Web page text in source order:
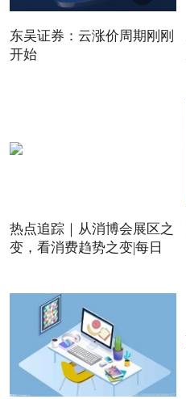
东吴证券：云涨价周期刚刚
开始
热点追踪｜从消博会展区之
变，看消费趋势之变|每日